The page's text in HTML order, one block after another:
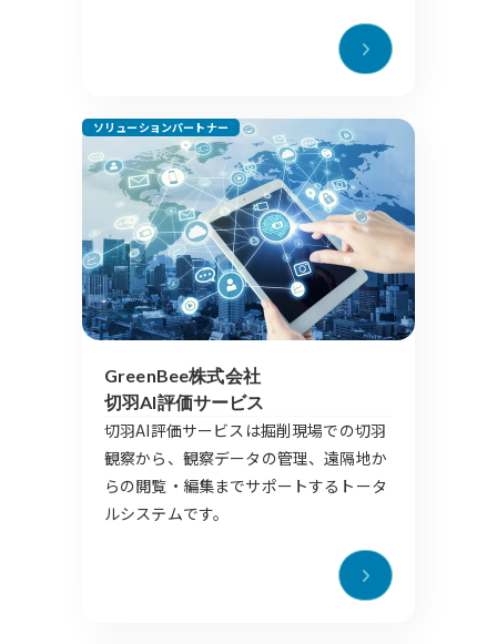
ソリューションパートナー
GreenBee株式会社
切羽AI評価サービス
切⽻AI評価サービスは掘削現場での切⽻
観察から、観察データの管理、遠隔地か
らの閲覧・編集までサポートするトータ
ルシステムです。